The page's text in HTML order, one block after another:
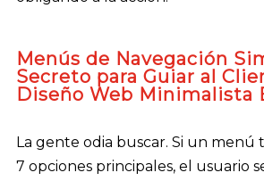
Menús de Navegación
Secreto para Guiar al
Diseño Web Minimalista
La gente odia buscar. Si un menú
7 opciones principales, el usuario